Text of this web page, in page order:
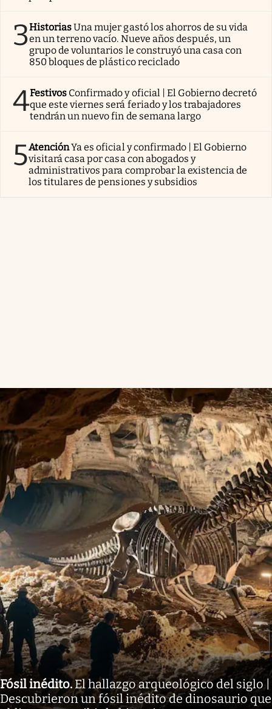
3HistoriasUna mujer gastó los ahorros de su vida
en un terreno vacío. Nueve años después, un
grupo de voluntarios le construyó una casa con
850 bloques de plástico reciclado
4Festivos Confirmado y oficial | El Gobierno decretó
que este viernes será feriado y los trabajadores
tendrán un nuevo fin de semana largo
5AtenciónYa es oficial y confirmado | El Gobierno
visitará casa por casa con abogados y
administrativos para comprobar la existencia de
los titulares de pensiones y subsidios
Fósil inédito. El hallazgo arqueológico del siglo |
Descubrieron un fósil inédito de dinosaurio que